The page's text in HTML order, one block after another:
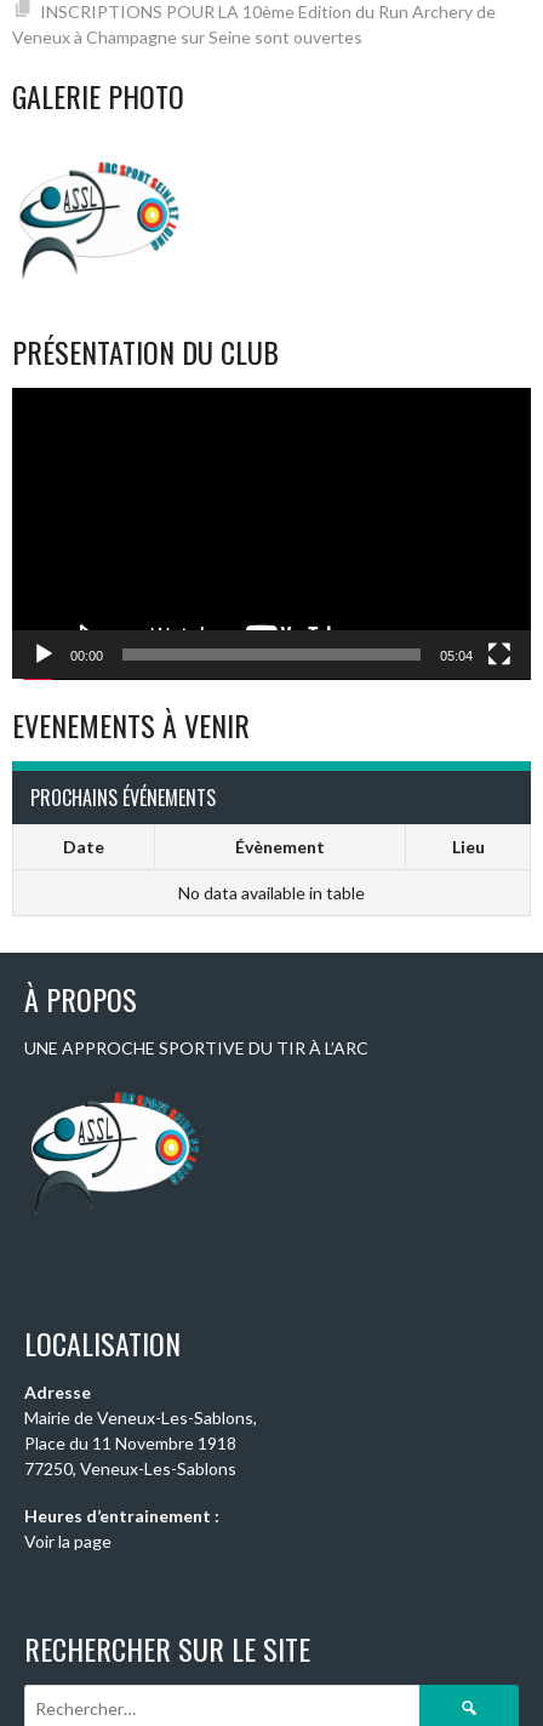
INSCRIPTIONS POUR LA 10ème Edition du Run Archery de
Veneux à Champagne sur Seine sont ouvertes
GALERIE PHOTO
PRÉSENTATION DU CLUB
00:00 05:04
EVENEMENTS À VENIR
PROCHAINS ÉVÉNEMENTS
Date Évènement Lieu
No data available in table
À PROPOS
UNE APPROCHE SPORTIVE DU TIR À L’ARC
LOCALISATION
Adresse
Mairie de Veneux-Les-Sablons,
Place du 11 Novembre 1918
77250, Veneux-Les-Sablons
Heures d’entrainement :
Voir la page
RECHERCHER SUR LE SITE
Rechercher :